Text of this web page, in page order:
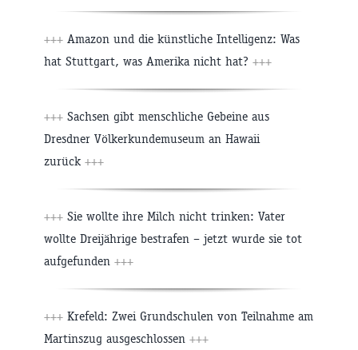
+++ Amazon und die künstliche Intelligenz: Was
hat Stuttgart, was Amerika nicht hat? +++
+++ Sachsen gibt menschliche Gebeine aus
Dresdner Völkerkundemuseum an Hawaii
zurück +++
+++ Sie wollte ihre Milch nicht trinken: Vater
wollte Dreijährige bestrafen – jetzt wurde sie tot
aufgefunden +++
+++ Krefeld: Zwei Grundschulen von Teilnahme am
Martinszug ausgeschlossen +++